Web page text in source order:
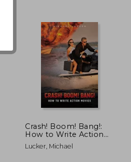
₡ 9.510
Crash! Boom! Bang!:
How to Write Action
Movies (en Inglés)
Lucker, Michael